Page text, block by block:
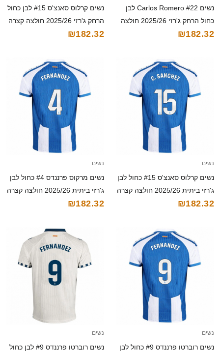
נשים Carlos Romero #22 לבן
כחול הרחק ג'רזי 2025/26 חולצה
קצרה
₪182.32
נשים קרלוס סאנצ'ס #15 לבן כחול
הרחק ג'רזי 2025/26 חולצה קצרה
₪182.32
נשים
נשים קרלוס סאנצ'ס #15 כחול לבן
ג'רזי ביתית 2025/26 חולצה קצרה
₪182.32
נשים
נשים מרקוס פרננדס #4 כחול לבן
ג'רזי ביתית 2025/26 חולצה קצרה
₪182.32
נשים
נשים רוברטו פרננדס #9 כחול לבן
נשים
נשים רוברטו פרננדס #9 לבן כחול